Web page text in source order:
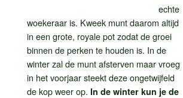
echte
woekeraar is. Kweek munt daarom altijd
in een grote, royale pot zodat de groei
binnen de perken te houden is. In de
winter zal de munt afsterven maar vroeg
in het voorjaar steekt deze ongetwijfeld
de kop weer op. In de winter kun je de